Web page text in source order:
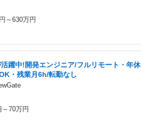
～630万円
躍中!開発エンジニア/フルリモート・年休
・残業月6h/転勤なし
～70万円